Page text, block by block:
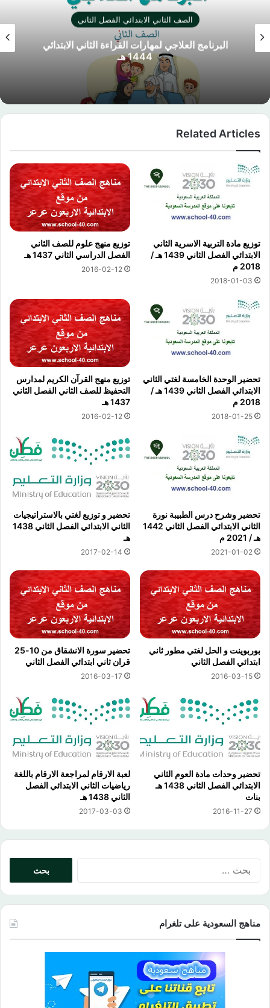
الابتدائي
الصف الثاني الابتدائي الفصل
كراسة لغتي الجميلة الثاني الابتدائي
Related Articles
توزيع مادة التربية الاسرية الثاني
الابتدائي الفصل الثاني 1439 هـ /
2018 م
2018-01-03
توزيع منهج علوم للصف الثاني
الفصل الدراسي الثاني 1437 هـ
2016-02-12
تحضير الوحدة الخامسة لغتي الثاني
الابتدائي الفصل الثاني 1439 هـ /
2018 م
2018-01-25
توزيع منهج القرآن الكريم لمدارس
التحفيظ للصف الثاني الفصل الثاني
1437 هـ
2016-02-12
تحضير وشرح درس الطبيبة نورة
الثاني الابتدائي الفصل الثاني 1442
هـ / 2021 م
2021-01-02
تحضير و توزيع لغتي بالاستراتيجيات
الثاني الابتدائي الفصل الثاني 1438
هـ
2017-02-14
بوربوينت و الحل لغتي مطور ثاني
ابتدائي الفصل الثاني
2016-03-15
تحضير سورة الانشقاق من 10-25
قران ثاني ابتدائي الفصل الثاني
2016-03-17
تحضير وحدات مادة العوم الثاني
الابتدائي الفصل الثاني 1438 هـ
بنات
2016-11-27
لعبة الارقام لمراجعة الارقام باللغة
رياضيات الثاني الابتدائي الفصل
الثاني 1438 هـ
2017-03-03
مناهج السعودية على تلغرام